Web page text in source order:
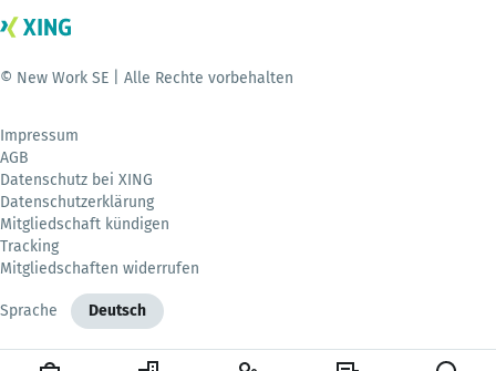
© New Work SE | Alle Rechte vorbehalten
Impressum
AGB
Datenschutz bei XING
Datenschutzerklärung
Mitgliedschaft kündigen
Tracking
Mitgliedschaften widerrufen
Sprache Deutsch